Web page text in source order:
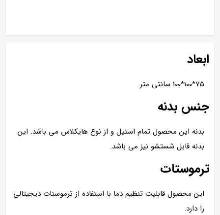
ابعاد
75*100*100 سانتی متر
جنس بدنه
بدنه این محصول تمام استیل و از نوع هایکلاس می باشد. این
بدنه قابل شستشو نیز می باشد.
ترموستات
این محصول قابلیت تنظیم دما با استفاده از ترموستات دیجیتالی
را دارد.